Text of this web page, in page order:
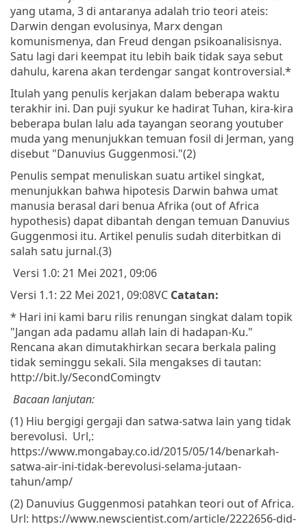
yang utama, 3 di antaranya adalah trio teori ateis:
Darwin dengan evolusinya, Marx dengan
komunismenya, dan Freud dengan psikoanalisisnya.
Satu lagi dari keempat itu lebih baik tidak saya sebut
dahulu, karena akan terdengar sangat kontroversial.*
Itulah yang penulis kerjakan dalam beberapa waktu
terakhir ini. Dan puji syukur ke hadirat Tuhan, kira-kira
beberapa bulan lalu ada tayangan seorang youtuber
muda yang menunjukkan temuan fosil di Jerman, yang
disebut "Danuvius Guggenmosi."(2)
Penulis sempat menuliskan suatu artikel singkat,
menunjukkan bahwa hipotesis Darwin bahwa umat
manusia berasal dari benua Afrika (out of Africa
hypothesis) dapat dibantah dengan temuan Danuvius
Guggenmosi itu. Artikel penulis sudah diterbitkan di
salah satu jurnal.(3)
Versi 1.0: 21 Mei 2021, 09:06
Versi 1.1: 22 Mei 2021, 09:08VC Catatan:
* Hari ini kami baru rilis renungan singkat dalam topik
"Jangan ada padamu allah lain di hadapan-Ku."
Rencana akan dimutakhirkan secara berkala paling
tidak seminggu sekali. Sila mengakses di tautan:
http://bit.ly/SecondComingtv
Bacaan lanjutan:
(1) Hiu bergigi gergaji dan satwa-satwa lain yang tidak
berevolusi. Url,:
https://www.mongabay.co.id/2015/05/14/benarkah-
satwa-air-ini-tidak-berevolusi-selama-jutaan-
tahun/amp/
(2) Danuvius Guggenmosi patahkan teori out of Africa.
Url: https://www.newscientist.com/article/2222656-did-